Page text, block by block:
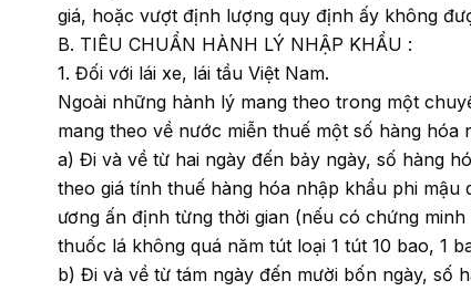
giá, hoặc vượt định lượng quy định ấy không
B. TIÊU CHUẨN HÀNH LÝ NHẬP KHẨU :
1. Đối với lái xe, lái tầu Việt Nam.
Ngoài những hành lý mang theo trong một
mang theo về nước miễn thuế một số hàng hóa
a) Đi và về từ hai ngày đến bảy ngày, số hàng
theo giá tính thuế hàng hóa nhập khẩu phi
ương ấn định từng thời gian (nếu có chứng
thuốc lá không quá năm tút loại 1 tút 10 bao, 1
b) Đi và về từ tám ngày đến mười bốn ngày, số